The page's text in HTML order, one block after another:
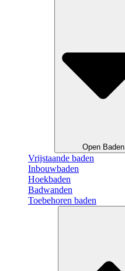
Open Baden
Vrijstaande baden
Inbouwbaden
Hoekbaden
Badwanden
Toebehoren baden